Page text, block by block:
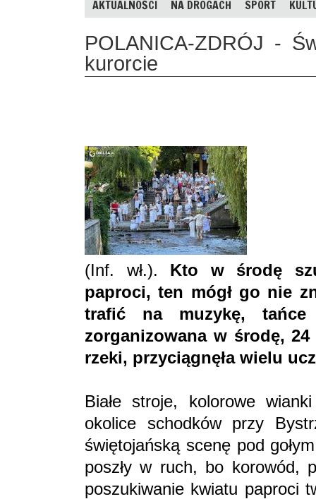
AKTUALNOŚCI NA DROGACH SPORT
POLANICA-ZDRÓJ -
kurorcie
(Inf. wł.). Kto w środę
paproci, ten mógł go nie
trafić na muzykę,
zorganizowana w środę,
rzeki, przyciągnęła wielu
Białe stroje, kolorowe
okolice schodków przy
świętojańską scenę pod
poszły w ruch, bo korowód,
poszukiwanie kwiatu paproci